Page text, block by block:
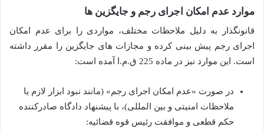
موارد عدم امکان اجرای رجم و جایگزین ها
قانونگذار به دلیل ملاحظات مختلف، مواردی را برای عدم امکان
اجرای رجم پیش بینی کرده و مجازات های جایگزین را مقرر داشته
است. این موارد نیز در ماده 225 ق.م.ا آمده است:
در صورت «عدم امکان اجرای رجم» (مانند نبود ابزار لازم یا
ملاحظات امنیتی و بین المللی)، با پیشنهاد دادگاه صادرکننده
حکم قطعی و موافقت رئیس قوه قضائیه: